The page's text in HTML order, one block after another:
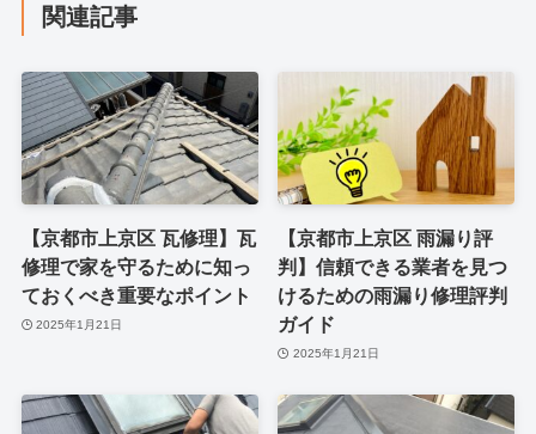
関連記事
【京都市上京区 瓦修理】瓦
修理で家を守るために知っ
ておくべき重要なポイント
2025年1月21日
【京都市上京区 雨漏り評
判】信頼できる業者を見つ
けるための雨漏り修理評判
ガイド
2025年1月21日